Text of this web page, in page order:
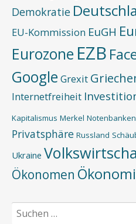
Demokratie
EU-Kommission EuGH
Eurozone EZB
Google Grexit
Internetfreiheit
Kapitalismus Merkel Notenbanken
Privatsphäre Russland
Ukraine
Ökonomen
Suchen
nach: